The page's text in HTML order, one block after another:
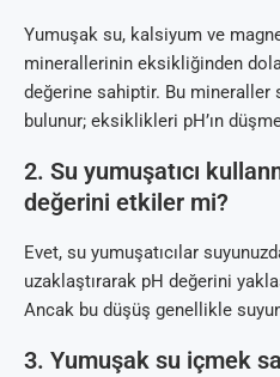
Yumuşak su, kalsiyum ve
minerallerinin eksikliğinden
değerine sahiptir. Bu mineraller
bulunur; eksiklikleri pH’ın
2. Su yumuşatıcı
değerini etkiler mi?
Evet, su yumuşatıcılar
uzaklaştırarak pH değerini
Ancak bu düşüş genellikle
3. Yumuşak su içmek